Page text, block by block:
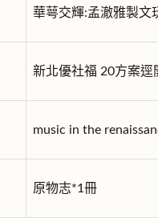
華萼交輝:孟澈雅製文
新北優社福 20方案逕
music in the
原物志*1冊